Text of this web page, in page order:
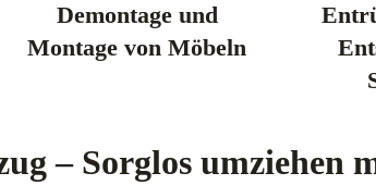
Demontage und
Montage von Möbeln
– Sorglos umziehen